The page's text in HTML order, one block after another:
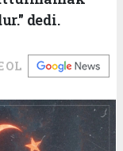
dedi.
OL